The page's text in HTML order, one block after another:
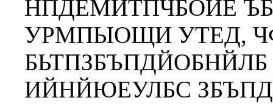
НПДЕМЙТПЧБОЙЕ
УРМПЫОЩИ УТЕД,
ИЙНЙЮЕУЛБС